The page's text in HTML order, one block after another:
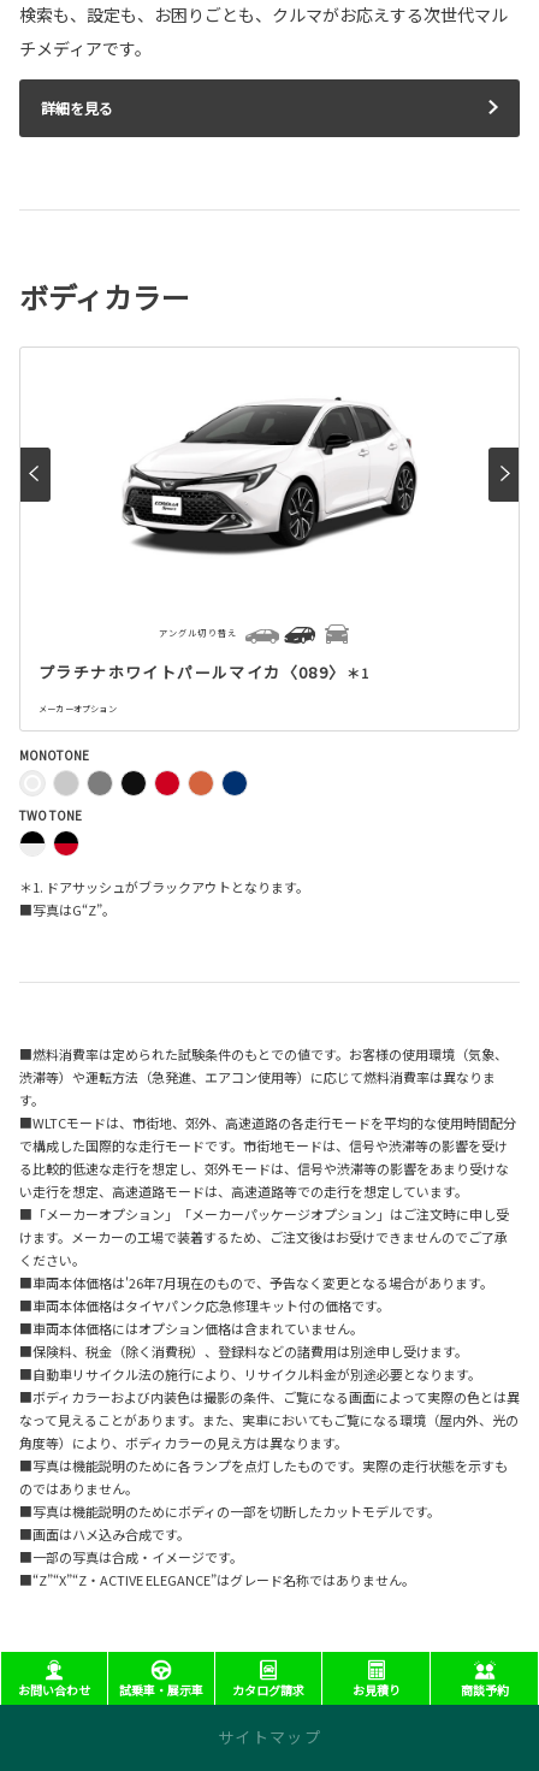
検索も、設定も、お困りごとも、クルマがお応えする次世代マル
チメディアです。
詳細を見る
ボディカラー
プラチナホワイトパールマイカ〈089〉 ＊1
メーカーオプション
アングル切り替え
MONOTONE
TWO TONE
＊1. ドアサッシュがブラックアウトとなります。
■写真はG“Z”。
■燃料消費率は定められた試験条件のもとでの値です。お客様の使用環境（気象、
渋滞等）や運転方法（急発進、エアコン使用等）に応じて燃料消費率は異なりま
す。
■WLTCモードは、市街地、郊外、高速道路の各走行モードを平均的な使用時間配分
で構成した国際的な走行モードです。市街地モードは、信号や渋滞等の影響を受け
る比較的低速な走行を想定し、郊外モードは、信号や渋滞等の影響をあまり受けな
い走行を想定、高速道路モードは、高速道路等での走行を想定しています。
■「メーカーオプション」「メーカーパッケージオプション」はご注文時に申し受
けます。メーカーの工場で装着するため、ご注文後はお受けできませんのでご了承
ください。
■車両本体価格は'26年7月現在のもので、予告なく変更となる場合があります。
■車両本体価格はタイヤパンク応急修理キット付の価格です。
■車両本体価格にはオプション価格は含まれていません。
■保険料、税金（除く消費税）、登録料などの諸費用は別途申し受けます。
■自動車リサイクル法の施行により、リサイクル料金が別途必要となります。
■ボディカラーおよび内装色は撮影の条件、ご覧になる画面によって実際の色とは異
なって見えることがあります。また、実車においてもご覧になる環境（屋内外、光の
角度等）により、ボディカラーの見え方は異なります。
■写真は機能説明のために各ランプを点灯したものです。実際の走行状態を示すも
のではありません。
■写真は機能説明のためにボディの一部を切断したカットモデルです。
■画面はハメ込み合成です。
■一部の写真は合成・イメージです。
■“Z”“X”“Z・ACTIVE ELEGANCE”はグレード名称ではありません。
お問い合わせ 試乗車・展示車 カタログ請求 お見積り 商談予約
サイトマップ